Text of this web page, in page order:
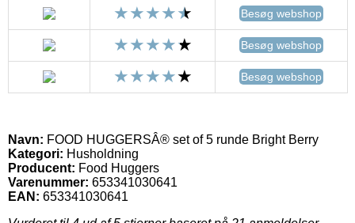
Besøg webshop
Besøg webshop
Besøg webshop
Navn: FOOD HUGGERSÂ® set of 5 runde Bright Berry
Kategori: Husholdning
Producent: Food Huggers
Varenummer: 653341030641
EAN: 653341030641